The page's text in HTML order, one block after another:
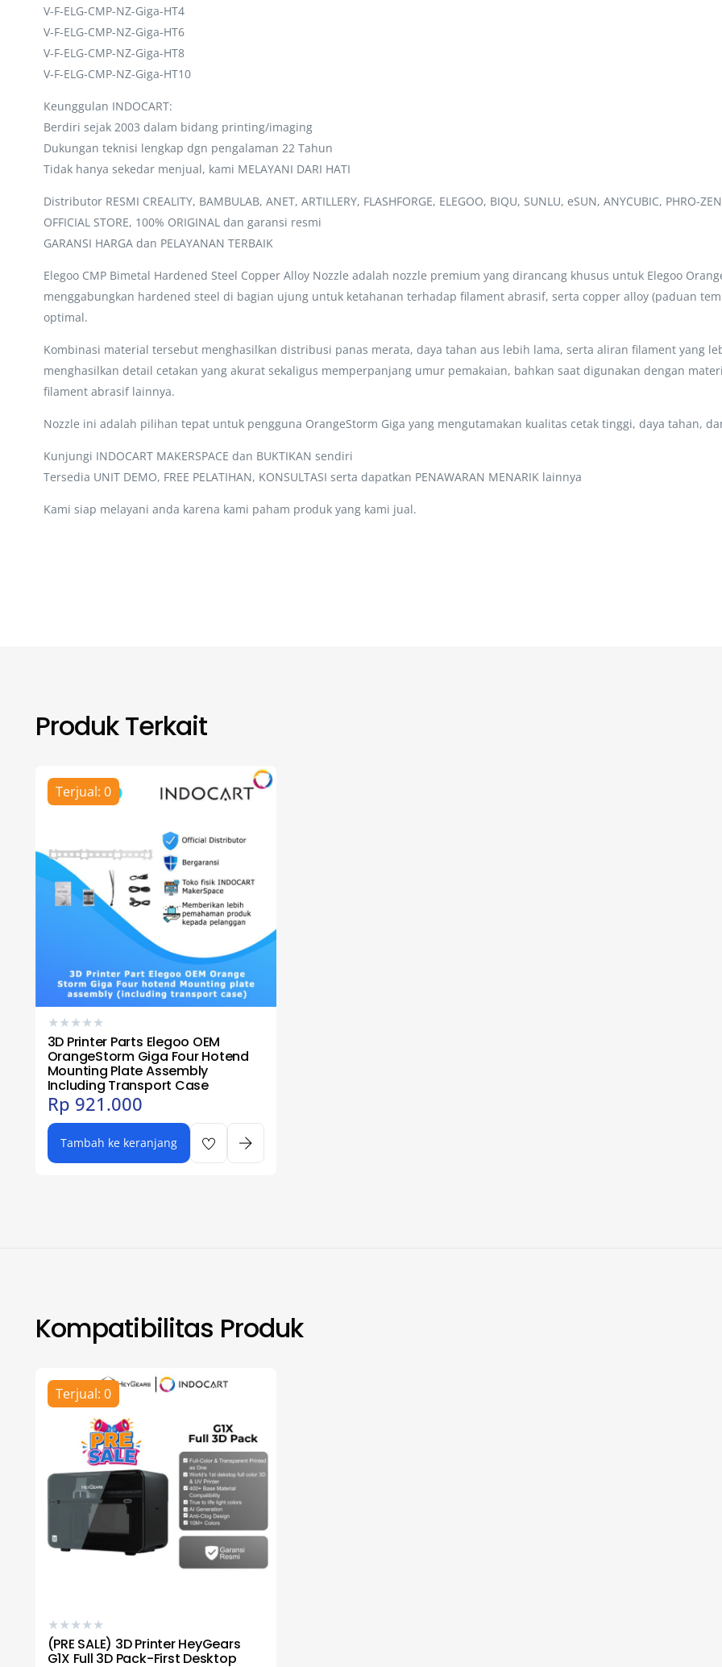
V-F-ELG-CMP-NZ-Giga-HT4
V-F-ELG-CMP-NZ-Giga-HT6
V-F-ELG-CMP-NZ-Giga-HT8
V-F-ELG-CMP-NZ-Giga-HT10
Keunggulan INDOCART:
Berdiri sejak 2003 dalam bidang printing/imaging
Dukungan teknisi lengkap dgn pengalaman 22 Tahun
Tidak hanya sekedar menjual, kami MELAYANI DARI HATI
Distributor RESMI CREALITY, BAMBULAB, ANET, ARTILLERY, FLASHFORGE, ELEGOO, BIQU, SUNLU, eSUN, ANYCUBIC, PHRO-
OFFICIAL STORE, 100% ORIGINAL dan garansi resmi
GARANSI HARGA dan PELAYANAN TERBAIK
Elegoo CMP Bimetal Hardened Steel Copper Alloy Nozzle adalah nozzle premium yang dirancang khusus untuk Elegoo
menggabungkan hardened steel di bagian ujung untuk ketahanan terhadap filament abrasif, serta copper alloy (paduan
optimal.
Kombinasi material tersebut menghasilkan distribusi panas merata, daya tahan aus lebih lama, serta aliran filament yang
menghasilkan detail cetakan yang akurat sekaligus memperpanjang umur pemakaian, bahkan saat digunakan dengan
filament abrasif lainnya.
Nozzle ini adalah pilihan tepat untuk pengguna OrangeStorm Giga yang mengutamakan kualitas cetak tinggi, daya tahan,
Kunjungi INDOCART MAKERSPACE dan BUKTIKAN sendiri
Tersedia UNIT DEMO, FREE PELATIHAN, KONSULTASI serta dapatkan PENAWARAN MENARIK lainnya
Kami siap melayani anda karena kami paham produk yang kami jual.
Produk Terkait
Terjual: 0
★★★★★
3D Printer Parts Elegoo OEM
OrangeStorm Giga Four Hotend
Mounting Plate Assembly
Including Transport Case
Rp 921.000
Tambah ke keranjang
Kompatibilitas Produk
Terjual: 0
★★★★★
(PRE SALE) 3D Printer HeyGears
G1X Full 3D Pack-First Desktop